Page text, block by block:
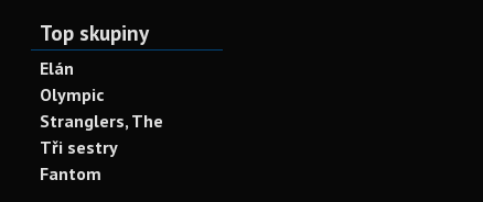
Top skupiny
Elán
Olympic
Stranglers, The
Tři sestry
Fantom